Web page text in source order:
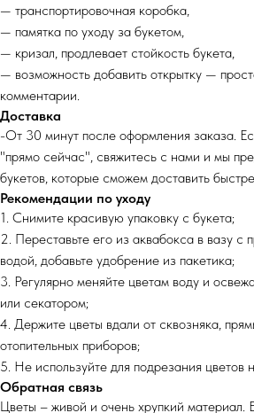
— транспортировочная коробка,
— памятка по уходу за букетом,
— кризал, продлевает стойкость букета,
— возможность добавить открытку —
комментарии.
Доставка
-От 30 минут после оформления заказа.
"прямо сейчас", свяжитесь с нами и мы
букетов, которые сможем доставить
Рекомендации по уходу
1. Снимите красивую упаковку с букета;
2. Переставьте его из аквабокса в вазу с
водой, добавьте удобрение из пакетика;
3. Регулярно меняйте цветам воду и
или секатором;
4. Держите цветы вдали от сквозняка,
отопительных приборов;
5. Не используйте для подрезания цветов
Обратная связь
Цветы – живой и очень хрупкий материал.